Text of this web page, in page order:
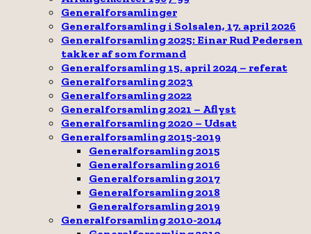
Generalforsamlinger
Generalforsamling i Solsalen, 17. april 2026
Generalforsamling 2025: Einar Rud Pedersen
takker af som formand
Generalforsamling 15. april 2024 – referat
Generalforsamling 2023
Generalforsamling 2022
Generalforsamling 2021 – Aflyst
Generalforsamling 2020 – Udsat
Generalforsamling 2015-2019
Generalforsamling 2015
Generalforsamling 2016
Generalforsamling 2017
Generalforsamling 2018
Generalforsamling 2019
Generalforsamling 2010-2014